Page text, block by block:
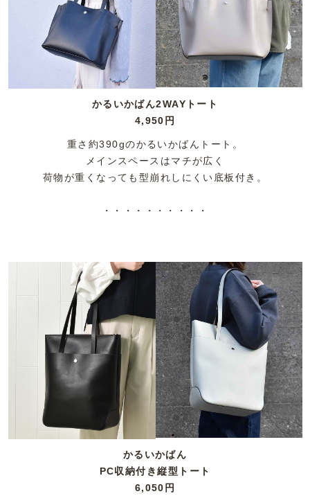
かるいかばん2WAYトート
4,950円
重さ約390gのかるいかばんトート。
メインスペースはマチが広く
荷物が重くなっても型崩れしにくい底板付き。
・・・・・・・・・・
かるいかばん
PC収納付き縦型トート
6,050円